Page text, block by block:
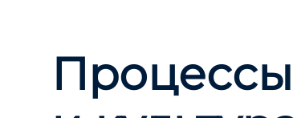
Процессы